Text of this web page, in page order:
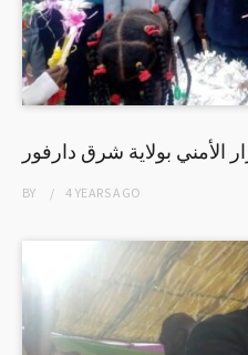
الأمني بولاية شرق دارفور
BY 4 YEARSAGO